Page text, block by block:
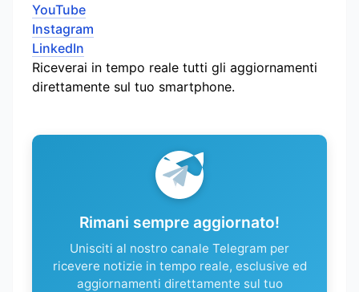
YouTube
Instagram
LinkedIn
Riceverai in tempo reale tutti gli aggiornamenti
direttamente sul tuo smartphone.
Rimani sempre aggiornato!
Unisciti al nostro canale Telegram per
ricevere notizie in tempo reale, esclusive ed
aggiornamenti direttamente sul tuo